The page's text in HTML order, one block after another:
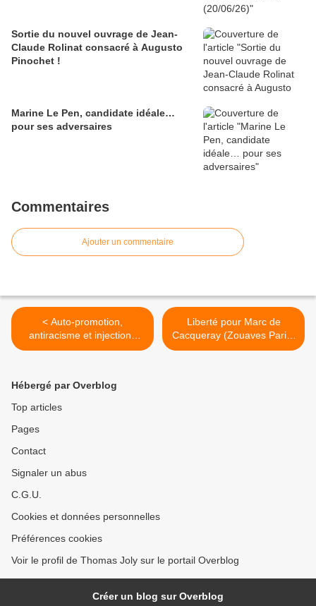
Sortie du nouvel ouvrage de Jean-
Claude Rolinat consacré à Augusto
Pinochet !
Marine Le Pen, candidate idéale…
pour ses adversaires
Commentaires
Ajouter un commentaire
< Auto-promotion,
antiracisme et injections
pour tous, Macron nous
Liberté pour Marc de
Cacqueray (Zouaves Paris)
et François-Aubert Gannat
Hébergé par Overblog
Top articles
Pages
Contact
Signaler un abus
C.G.U.
Cookies et données personnelles
Préférences cookies
Voir le profil de Thomas Joly sur le portail Overblog
Créer un blog sur Overblog